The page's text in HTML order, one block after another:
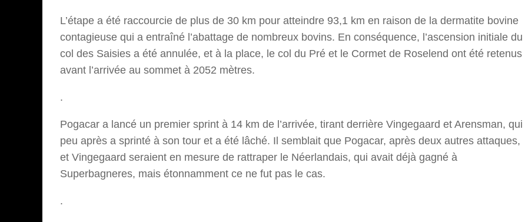
L’étape a été raccourcie de plus de 30 km pour atteindre 93,1 km en raison de la dermatite bovine
contagieuse qui a entraîné l’abattage de nombreux bovins. En conséquence, l’ascension initiale du
col des Saisies a été annulée, et à la place, le col du Pré et le Cormet de Roselend ont été retenus
avant l’arrivée au sommet à 2052 mètres.
.
Pogacar a lancé un premier sprint à 14 km de l’arrivée, tirant derrière Vingegaard et Arensman, qui
peu après a sprinté à son tour et a été lâché. Il semblait que Pogacar, après deux autres attaques,
et Vingegaard seraient en mesure de rattraper le Néerlandais, qui avait déjà gagné à
Superbagneres, mais étonnamment ce ne fut pas le cas.
.